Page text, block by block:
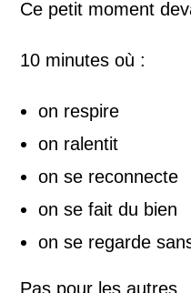
Ce petit moment
10 minutes où :
on respire
on ralentit
on se reconnecte
on se fait du bien
on se regarde
Pas pour les autres.